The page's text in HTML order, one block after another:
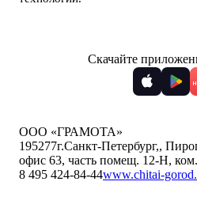
Скачайте
ООО «ГРАМОТА»
195277г.Санкт-Петербург,,
офис 63, часть помещ. 12-Н,
8 495 424-84-44www.chitai-